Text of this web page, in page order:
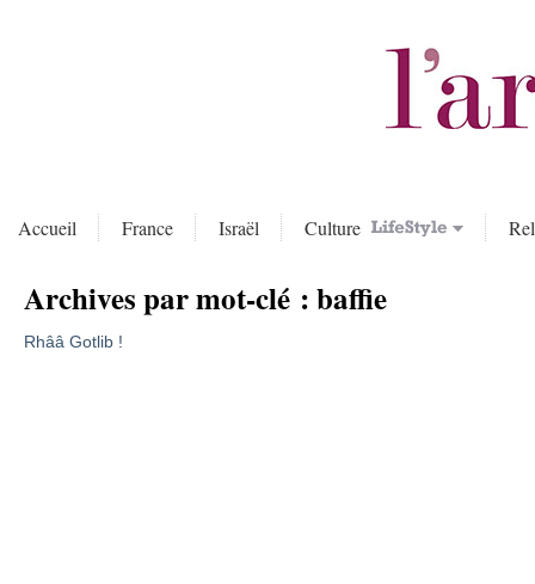
Accueil France Israël Culture
Archives par mot-clé :baffie
Rhââ Gotlib !